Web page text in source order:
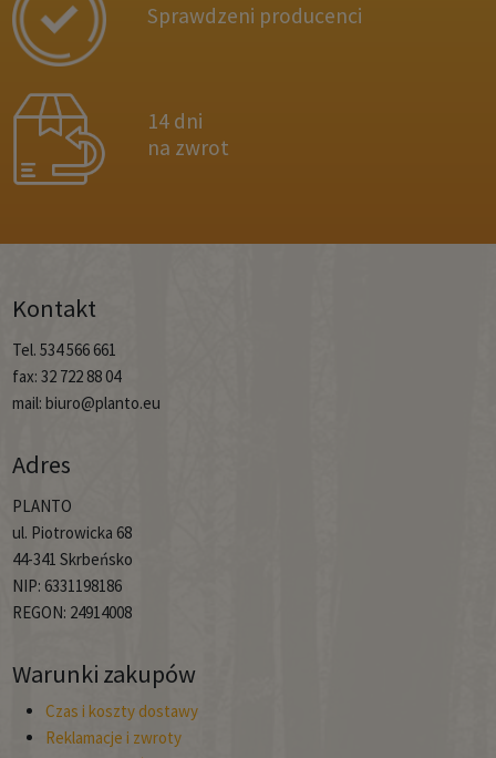
Sprawdzeni producenci
14 dni
na zwrot
Kontakt
Tel. 534 566 661
fax: 32 722 88 04
mail: biuro@planto.eu
Adres
PLANTO
ul. Piotrowicka 68
44-341 Skrbeńsko
NIP: 6331198186
REGON: 24914008
Warunki zakupów
Czas i koszty dostawy
Reklamacje i zwroty